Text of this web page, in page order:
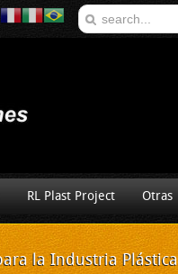
RL Plast Project Otras
la Industria Plástica